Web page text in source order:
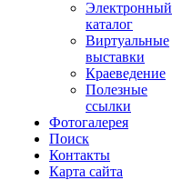
Электронный
каталог
Виртуальные
выставки
Краеведение
Полезные
ссылки
Фотогалерея
Поиск
Контакты
Карта сайта